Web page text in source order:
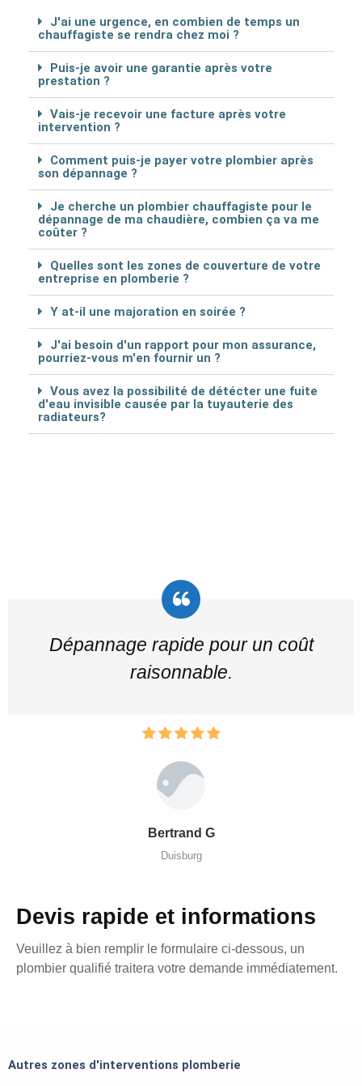
J'ai une urgence, en combien de temps un
chauffagiste se rendra chez moi ?
Puis-je avoir une garantie après votre
prestation ?
Vais-je recevoir une facture après votre
intervention ?
Comment puis-je payer votre plombier après
son dépannage ?
Je cherche un plombier chauffagiste pour le
dépannage de ma chaudière, combien ça va me
coûter ?
Quelles sont les zones de couverture de votre
entreprise en plomberie ?
Y at-il une majoration en soirée ?
J'ai besoin d'un rapport pour mon assurance,
pourriez-vous m'en fournir un ?
Vous avez la possibilité de détécter une fuite
d'eau invisible causée par la tuyauterie des
radiateurs?
Dépannage rapide pour un coût
raisonnable.
Bertrand G
Duisburg
Devis rapide et informations
Veuillez à bien remplir le formulaire ci-dessous, un
plombier qualifié traitera votre demande immédiatement.
Autres zones d'interventions plomberie